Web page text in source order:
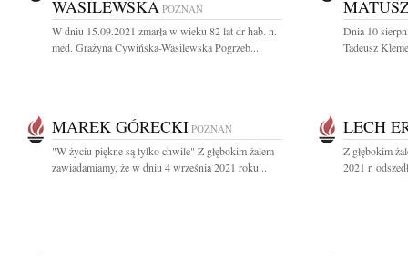
WASILEWSKA POZNAŃ
W dniu 15.09.2021 zmarła w wieku 82 lat dr hab. n.
med. Grażyna Cywińska-Wasilewska Pogrzeb...
Dnia 10
Tadeusz
MAREK GÓRECKI POZNAŃ
"W życiu piękne są tylko chwile" Z głębokim żalem
zawiadamiamy, że w dniu 4 września 2021 roku...
LECH
Z głębokim
2021 r.